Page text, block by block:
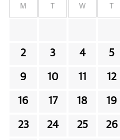
M W
2 3 4 5
9 10 11 12
16 17 18 19
23 24 25 26